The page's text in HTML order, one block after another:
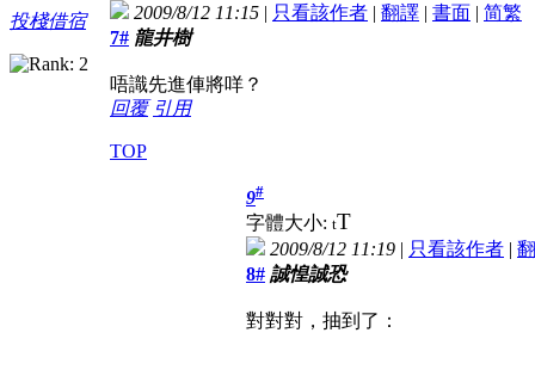
投棧借宿 2009/8/12 11:15 | 只看該作者 | 翻譯 | 書面 | 简繁
7# 龍井樹
唔識先進俥將咩？
回覆 引用
TOP
9#
字體大小: tT
2009/8/12 11:19 | 只看該作者 |
8# 誠惶誠恐
對對對，抽到了：